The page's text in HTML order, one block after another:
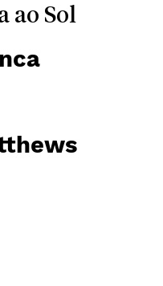
ao Sol